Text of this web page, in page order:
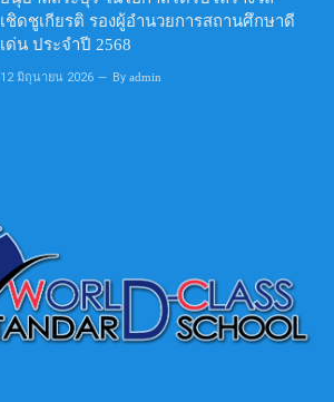
เชิดชูเกียรติ รองผู้อำนวยการสถานศึกษาดี
เด่น ประจำปี 2568
12 มิถุนายน 2026 By admin